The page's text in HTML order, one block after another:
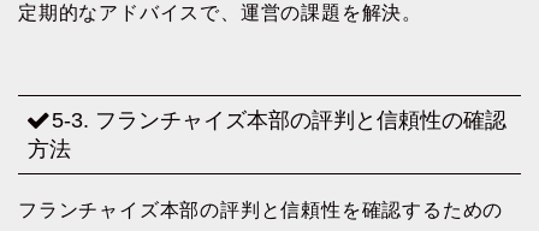
定期的なアドバイスで、運営の課題を解決。
5-3. フランチャイズ本部の評判と信頼性の確認
方法
フランチャイズ本部の評判と信頼性を確認するための